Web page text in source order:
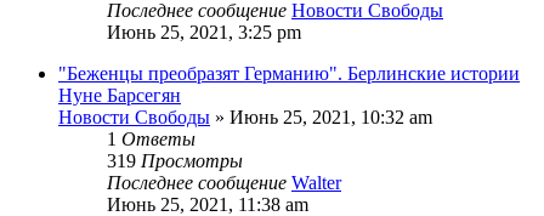
Последнее сообщение Новости Свободы
Июнь 25, 2021, 3:25 pm
"Беженцы преобразят Германию". Берлинские истории
Нуне Барсегян
Новости Свободы » Июнь 25, 2021, 10:32 am
1 Ответы
319 Просмотры
Последнее сообщение Walter
Июнь 25, 2021, 11:38 am